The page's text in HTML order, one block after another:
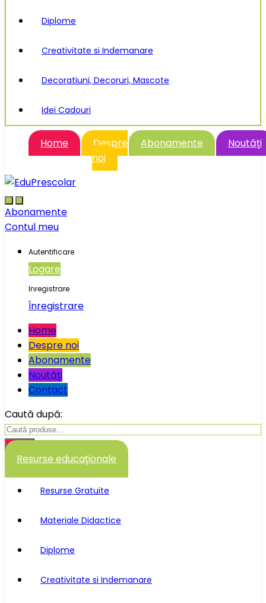
Diplome
Creativitate si Indemanare
Decoratiuni, Decoruri, Mascote
Idei Cadouri
Home
Despre
noi
Abonamente Noutăţi
Abonamente
Contul meu
Autentificare
Logare
Inregistrare
Înregistrare
Home
Despre noi
Abonamente
Noutăţi
Contact
Caută după:
Caută
Resurse educaţionale
Resurse Gratuite
Materiale Didactice
Diplome
Creativitate si Indemanare